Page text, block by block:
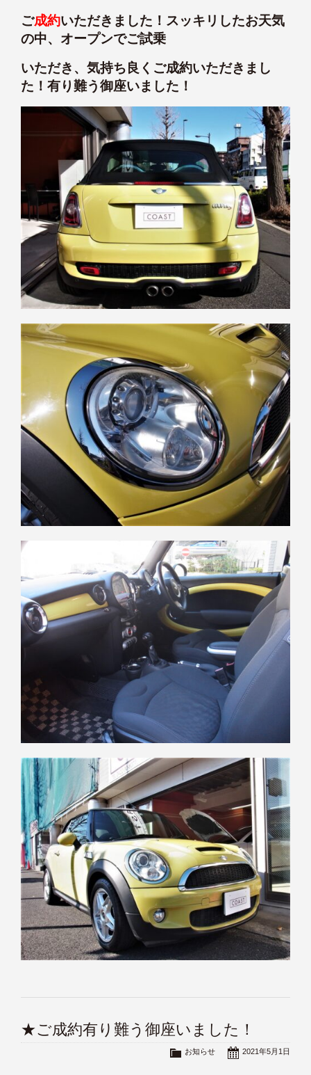
ご成約いただきました！スッキリしたお天気
の中、オープンでご試乗
いただき、気持ち良くご成約いただきまし
た！有り難う御座いました！
★ご成約有り難う御座いました！
2021年5月1日
お知らせ